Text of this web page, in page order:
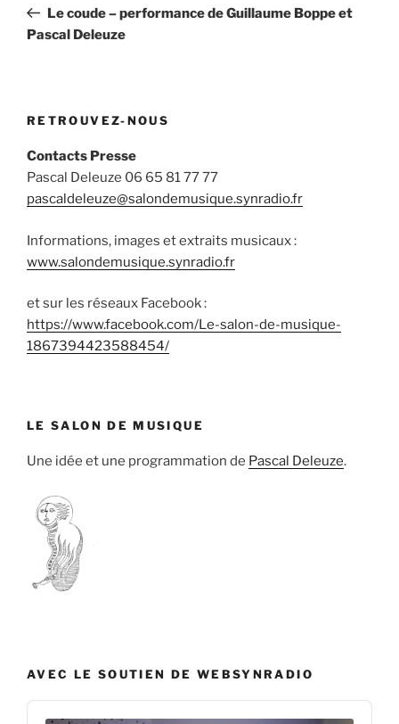
l’article
précédent
Le coude – performance de Guillaume Boppe et
Pascal Deleuze
RETROUVEZ-NOUS
Contacts Presse
Pascal Deleuze 06 65 81 77 77
pascaldeleuze@salondemusique.synradio.fr
Informations, images et extraits musicaux :
www.salondemusique.synradio.fr
et sur les réseaux Facebook :
https://www.facebook.com/Le-salon-de-musique-
1867394423588454/
LE SALON DE MUSIQUE
Une idée et une programmation de Pascal Deleuze.
AVEC LE SOUTIEN DE WEBSYNRADIO
Audio